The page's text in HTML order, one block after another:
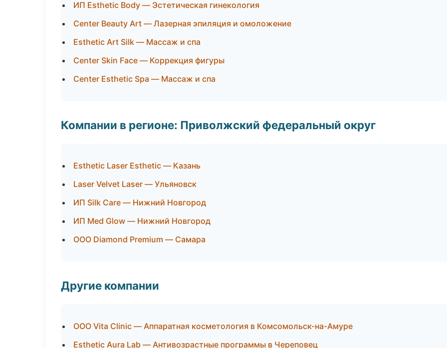
ИП Esthetic Body — Эстетическая гинекология
Center Beauty Art — Лазерная эпиляция и омоложение
Esthetic Art Silk — Массаж и спа
Center Skin Face — Коррекция фигуры
Center Esthetic Spa — Массаж и спа
Компании в регионе: Приволжский федеральный округ
Esthetic Laser Esthetic — Казань
Laser Velvet Laser — Ульяновск
ИП Silk Care — Нижний Новгород
ИП Med Glow — Нижний Новгород
ООО Diamond Premium — Самара
Другие компании
ООО Vita Clinic — Аппаратная косметология в Комсомольск-на-Амуре
Esthetic Aura Lab — Антивозрастные программы в Череповец